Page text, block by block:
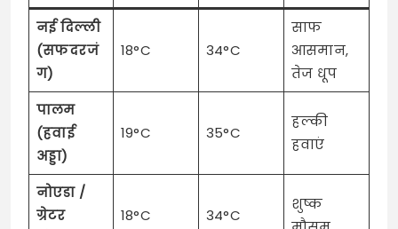
नई दिल्ली
(सफदरजं
ग)
18°C 34°C
साफ
आसमान,
तेज धूप
पालम
(हवाई
अड्डा)
19°C 35°C
हल्की
हवाएं
नोएडा /
ग्रेटर
18°C 34°C
शुष्क